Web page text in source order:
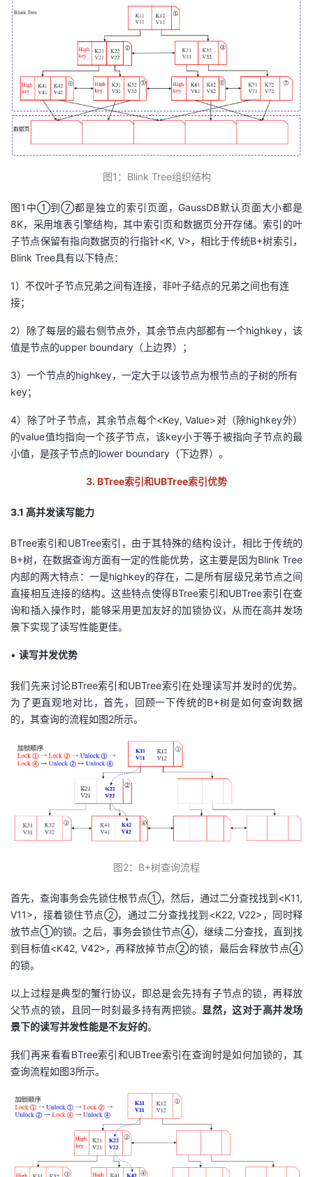
者
堂
我
的
程
我
认
证
的
实
验
我
的
收
支
我
的
技
支
持
我
的
声
建
图1 ： Blink Tree组织结构
图1中①到⑦都是独立的索引 页面， GaussDB默认 页面大小都是
8K， 采用堆表引擎结构，其中索引页和数据页分开存储。 索引 的叶
子节点保留有指向数据页的行指针<K, V>，相比于传统B+树索引，
Blink Tree具有以下特点：
1）不仅叶子节点兄弟之间有连接，非叶子结点的兄弟之间也有连
接；
2）除了每层的最右侧节点外，其余节点内部都有一个highkey，该
值是节点的upper boundary（上边界）；
3）一个节点的highkey，一定大于以该节点为根节点的子树的所有
key；
4）除了叶子节点，其余节点每个<Key, Value>对（除highkey外）
的value值均指向一个孩子节点，该key小于等于被指向子节点的最
小值，是孩子节点的lower boundary（下边界）。
3. BTree索引 和UBTree索引 优势
3.1 高并发读写能力
BTree索引和UBTree索引，由于其特殊的结构设计，相比于传统的
B+树，在数据查询方面有一定的性能优势，这主要是因为Blink Tree
内部的两大特点：一是highkey的存在，二是所有层级兄弟节点之间
直接相互连接的结构。这些特点使得BTree索引和UBTree索引在查
询和插入操作时，能够采用更加友好的加锁协议，从而在高并发场
景下实现了读写性能更佳。
• 读写并发优势
我们先来讨论BTree索引和UBTree索引在处理读写并发时的优势。
为了更直观地对比，首先，回顾一下传统的B+树是如何查询数据
的，其查询的流程如图2所示。
图2：B+树查询流程
首先，查询事务会先锁住根节点①，然后，通过二分查找找到<K11,
V11>，接着锁住节点②，通过二分查找找到<K22, V22>，同时释
放节点①的锁。之后，事务会锁住节点④，继续二分查找，直到找
到目标值<K42, V42>，再释放掉节点②的锁，最后会释放节点④
的锁。
以上过程是典型的蟹行协议，即总是会先持有子节点的锁，再释放
父节点的锁，且同一时刻最多持有两把锁。 显然，这对于高并发场
景下的读写并发性能是不友好的。
我们再来看看BTree索引和UBTree索引在查询时是如何加锁的，其
查询流程如图3所示。